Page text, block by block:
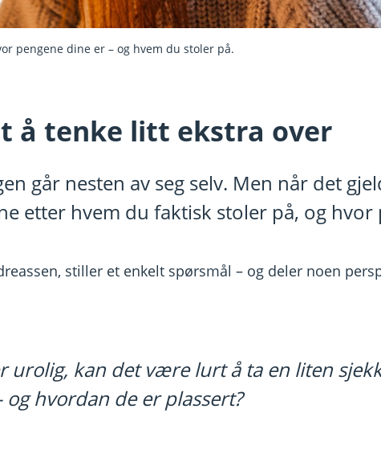
pengene dine er – og hvem du stoler på.
å tenke litt ekstra over
går nesten av seg selv. Men når det
etter hvem du faktisk stoler på, og hvor
stiller et enkelt spørsmål – og deler noen
urolig, kan det være lurt å ta en liten
og hvordan de er plassert?